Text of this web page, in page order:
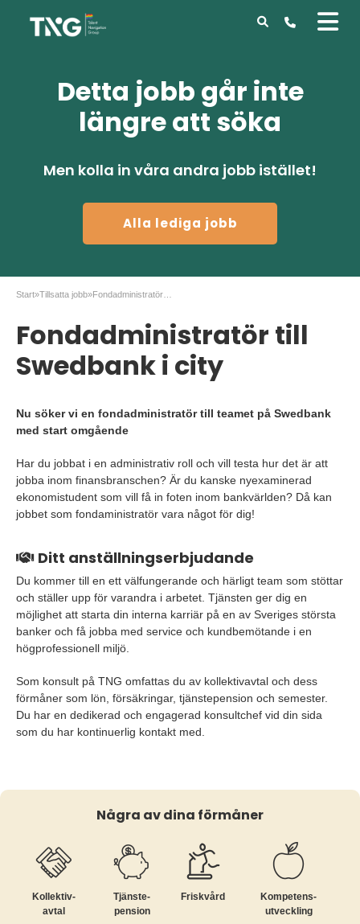
Detta jobb går inte
längre att söka
Men kolla in våra andra jobb istället!
Alla lediga jobb
Start»Tillsatta jobb»
Fondadministratör till
Swedbank i city
Nu söker vi en fondadministratör till teamet på Swedbank
med start omgående
Har du jobbat i en administrativ roll och vill testa hur det är att
jobba inom finansbranschen? Är du kanske nyexaminerad
ekonomistudent som vill få in foten inom bankvärlden? Då kan
jobbet som fondaministratör vara något för dig!
Ditt anställningserbjudande
Du kommer till en ett välfungerande och härligt team som stöttar
och ställer upp för varandra i arbetet. Tjänsten ger dig en
möjlighet att starta din interna karriär på en av Sveriges största
banker och få jobba med service och kundbemötande i en
högprofessionell miljö.
Som konsult på TNG omfattas du av kollektivavtal och dess
förmåner som lön, försäkringar, tjänstepension och semester.
Du har en dedikerad och engagerad konsultchef vid din sida
som du har kontinuerlig kontakt med.
Några av dina förmåner
Kollektiv­
avtal
Tjänste­
pension
Friskvård
Kompetens­
utveckling